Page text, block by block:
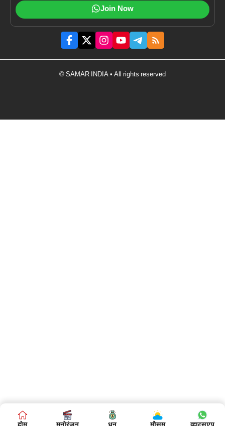
Join Now
© SAMAR INDIA • All rights reserved